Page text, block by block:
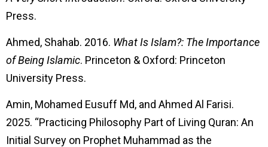
Press.
Ahmed, Shahab. 2016. What Is Islam?: The Importance
of Being Islamic. Princeton & Oxford: Princeton
University Press.
Amin, Mohamed Eusuff Md, and Ahmed Al Farisi.
2025. “Practicing Philosophy Part of Living Quran: An
Initial Survey on Prophet Muhammad as the